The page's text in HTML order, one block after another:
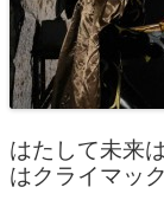
はたして未来
はクライマッ